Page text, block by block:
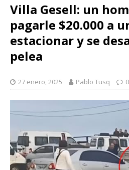
Villa Gesell: un
pagarle $20.000 a
estacionar y se
pelea
27 enero, 2025 Pablo Tusq 0